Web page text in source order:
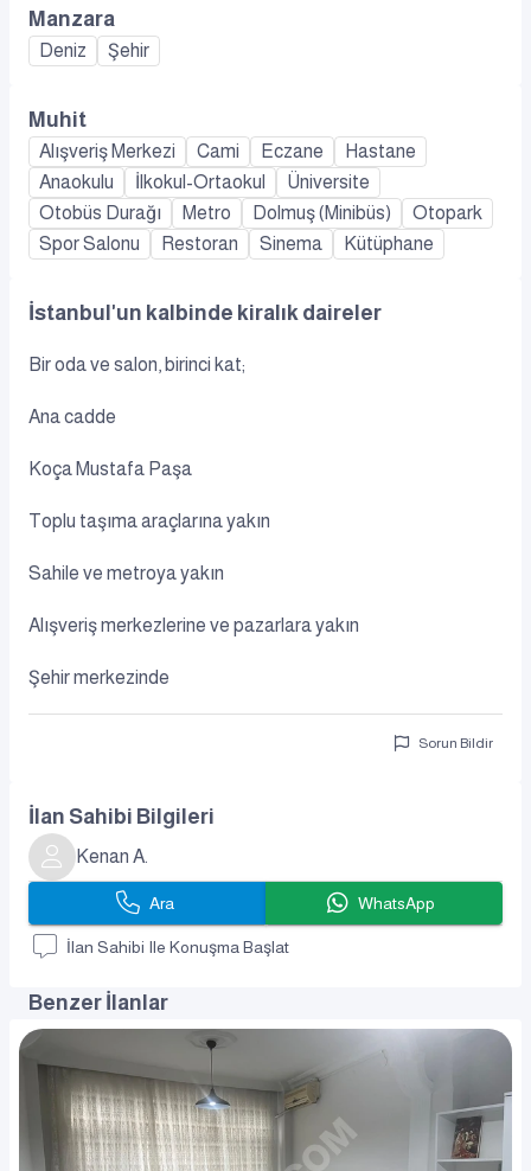
Manzara
Deniz Şehir
Muhit
Alışveriş Merkezi Cami Eczane
Hastane
Anaokulu
İlkokul-Ortaokul
Üniversite
Otobüs Durağı
Metro Dolmuş (Minibüs)
Otopark
Spor Salonu
Restoran Sinema Kütüphane
İstanbul'un kalbinde kiralık daireler
Bir oda ve salon, birinci kat;
Ana cadde
Koça Mustafa Paşa
Toplu taşıma araçlarına yakın
Sahile ve metroya yakın
Alışveriş merkezlerine ve pazarlara yakın
Şehir merkezinde
Sorun Bildir
İlan Sahibi Bilgileri
Kenan A.
Ara WhatsApp
İlan Sahibi Ile Konuşma Başlat
Benzer İlanlar